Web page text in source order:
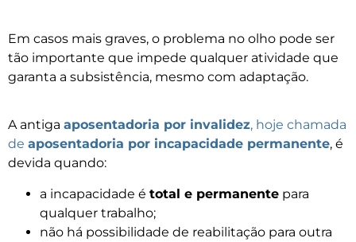
Em casos mais graves, o problema no olho pode ser
tão importante que impede qualquer atividade que
garanta a subsistência, mesmo com adaptação.
A antiga aposentadoria por invalidez, hoje chamada
de aposentadoria por incapacidade permanente, é
devida quando:
a incapacidade é total e permanente para
qualquer trabalho;
não há possibilidade de reabilitação para outra